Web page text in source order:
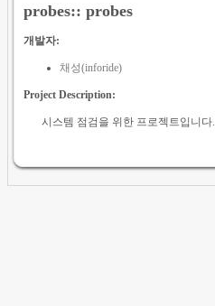
probes:: probes
개발자:
채성(inforide)
Project Description:
시스템 점검을 위한 프로젝트입니다.